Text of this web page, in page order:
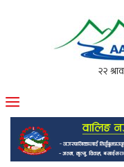
मोफसलकै लोकप्रिय